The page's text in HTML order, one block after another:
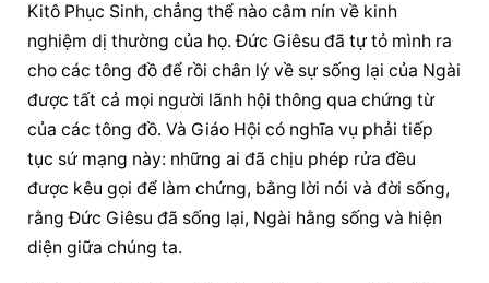
Kitô Phục Sinh, chẳng thể nào câm nín về kinh
nghiệm dị thường của họ. Đức Giêsu đã tự tỏ mình ra
cho các tông đồ để rồi chân lý về sự sống lại của Ngài
được tất cả mọi người lãnh hội thông qua chứng từ
của các tông đồ. Và Giáo Hội có nghĩa vụ phải tiếp
tục sứ mạng này: những ai đã chịu phép rửa đều
được kêu gọi để làm chứng, bằng lời nói và đời sống,
rằng Đức Giêsu đã sống lại, Ngài hằng sống và hiện
diện giữa chúng ta.